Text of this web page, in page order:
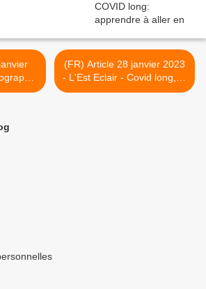
help
(FR) Article 28 janvier 2023
- L'Est Eclair - Covid long, la
vie sur pause depuis deux